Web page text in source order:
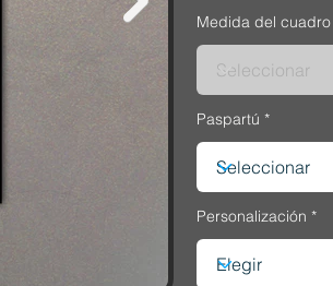
Medida del cuadro
Paspartú
Personalización